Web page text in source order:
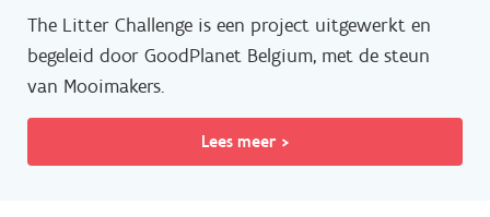
The Litter Challenge is een project uitgewerkt en
begeleid door GoodPlanet Belgium, met de steun
van Mooimakers.
Lees meer >